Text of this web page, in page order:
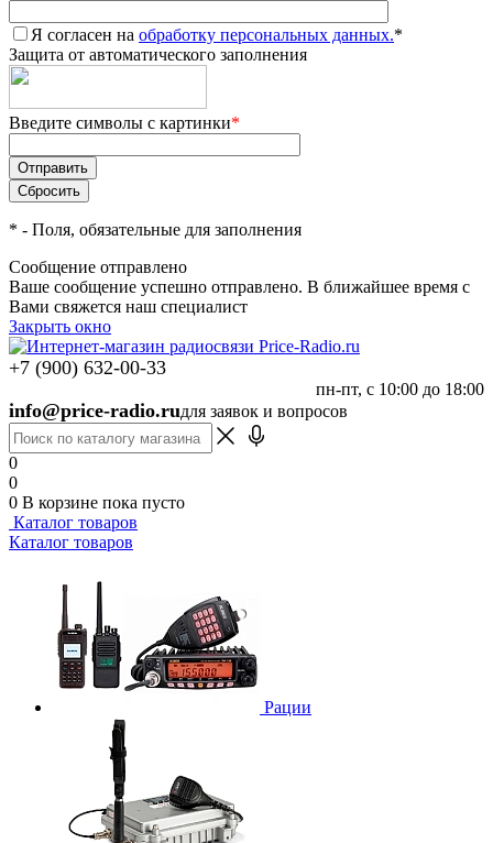
Я согласен на обработку персональных данных.*
Защита от автоматического заполнения
Введите символы с картинки*
* - Поля, обязательные для заполнения
Сообщение отправлено
Ваше сообщение успешно отправлено. В ближайшее время с
Вами свяжется наш специалист
Закрыть окно
+7 (900) 632-00-33
пн-пт, с 10:00 до 18:00
info@price-radio.ruдля заявок и вопросов
0
0
0 В корзине пока пусто
Каталог товаров
Каталог товаров
Рации